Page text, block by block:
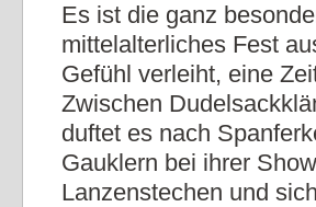
Es ist die ganz
mittelalterliches Fest
Gefühl verleiht, eine
Zwischen
duftet es nach
Gauklern bei ihrer
Lanzenstechen und